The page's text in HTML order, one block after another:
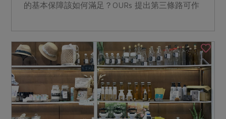
的基本保障該如何滿足？OURs 提出第三條路可作